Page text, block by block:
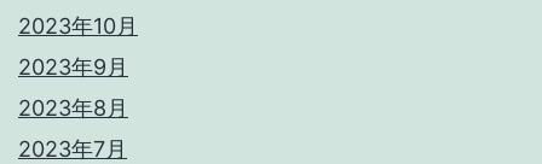
2023年10月
2023年9月
2023年8月
2023年7月